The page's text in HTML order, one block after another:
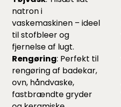
natron i
vaskemaskinen – ideel
til stofbleer og
fjernelse af lugt.
Rengøring: Perfekt til
rengøring af badekar,
ovn, håndvaske,
fastbrændte gryder